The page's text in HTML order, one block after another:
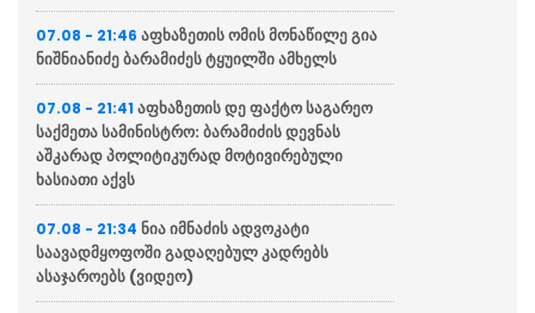
07.08 - 21:46 აფხაზეთის ომის მონაწილე გია
ნიშნიანიძე ბარამიძეს ტყუილში ამხელს
07.08 - 21:41 აფხაზეთის დე ფაქტო საგარეო
საქმეთა სამინისტრო: ბარამიძის დევნას
აშკარად პოლიტიკურად მოტივირებული
ხასიათი აქვს
07.08 - 21:34 ნია იმნაძის ადვოკატი
საავადმყოფოში გადაღებულ კადრებს
ასაჯაროებს (ვიდეო)